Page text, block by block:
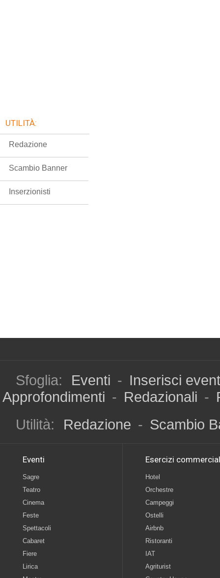
UTILITÀ:
Redazione
Scambio Banner
Inserzionisti
Sfoglia: Eventi - Inserisci
Approfondimenti - Redazionali -
Utilità:
Redazione - Scambio
Eventi
Sagre
Teatro
Cinema
Feste
Spettacoli
Cabaret
Fiere
Lirica
Esercizi
Hotel
Orchestre
Campeggi
Ostelli
Airbnb
Ristoranti
IAT
Agriturist